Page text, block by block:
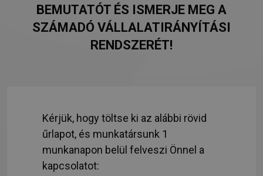
BEMUTATÓT ÉS ISMERJE MEG A
SZÁMADÓ VÁLLALATIRÁNYÍTÁSI
RENDSZERÉT!
Kérjük, hogy töltse ki az alábbi rövid
űrlapot, és munkatársunk 1
munkanapon belül felveszi Önnel a
kapcsolatot: